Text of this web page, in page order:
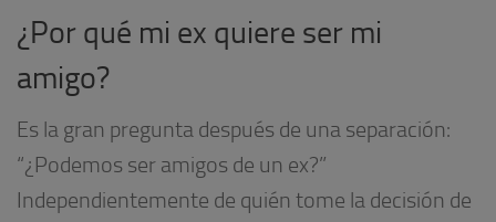
¿Por qué mi ex quiere ser mi
amigo?
Es la gran pregunta después de una separación:
“¿Podemos ser amigos de un ex?”
Independientemente de quién tome la decisión de